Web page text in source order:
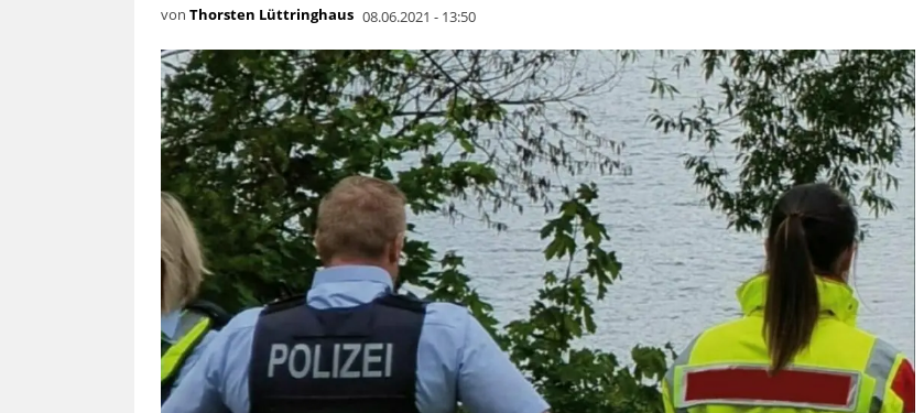
von Thorsten Lüttringhaus 08.06.2021 - 13:50